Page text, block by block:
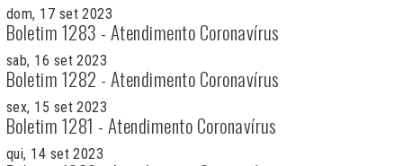
dom, 17 set 2023
Boletim 1283 - Atendimento Coronavírus
sab, 16 set 2023
Boletim 1282 - Atendimento Coronavírus
sex, 15 set 2023
Boletim 1281 - Atendimento Coronavírus
qui, 14 set 2023